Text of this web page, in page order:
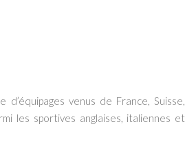
venus de France, Suisse,
les sportives anglaises, italiennes et